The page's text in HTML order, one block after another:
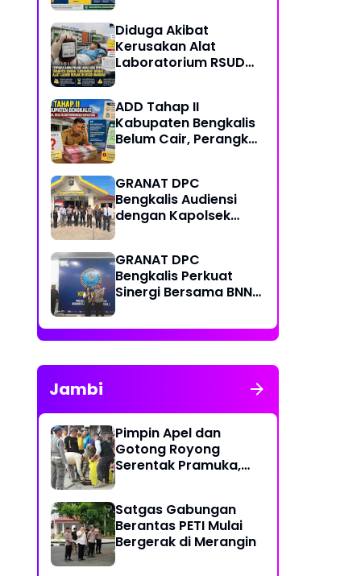
Sorotan Publik.
Diduga Akibat
Kerusakan Alat
Laboratorium RSUD
Pulang Anak Usai
Operasi di RS
Thursina, Meski
Transfusi Darah
ADD Tahap II
Kabupaten Bengkalis
Belum Cair, Perangkat
GRANAT DPC
Bengkalis Audiensi
dengan Kapolsek
Perang Melawan
Narkotika
GRANAT DPC
Bengkalis Perkuat
Sinergi Bersama BNN
Pencegahan
Narkotika
Jambi
Pimpin Apel dan
Gotong Royong
Serentak Pramuka,
Wujudkan Dasa
Darma Melalui Aksi
Nyata Peduli
Satgas Gabungan
Berantas PETI Mulai
Bergerak di Merangin